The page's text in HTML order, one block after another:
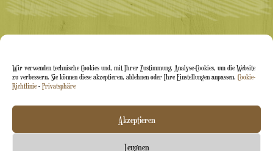
Wir verwenden technische Cookies und, mit Ihrer Zustimmung, Analyse-Cookies, um die Website
zu verbessern. Sie können diese akzeptieren, ablehnen oder Ihre Einstellungen anpassen. Cookie-
Richtlinie - Privatsphäre
Akzeptieren
Leugnen
Arti&Inventive ® 2005–2026 | USt-IdNr. 05070120877 |
Eingetragen im Handwerkerregister CT-711169 |